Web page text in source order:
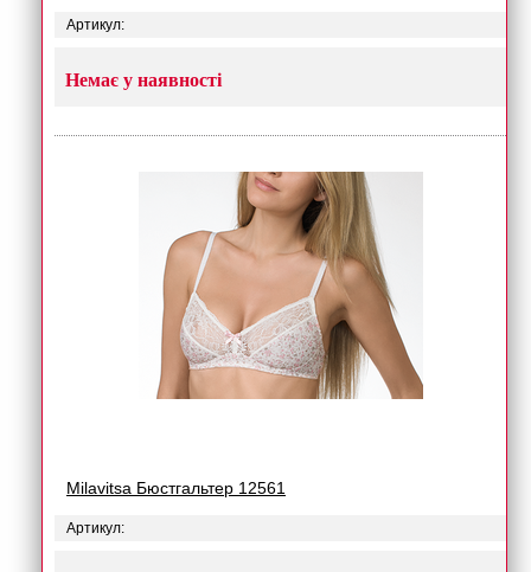
Артикул:
Немає у наявності
Milavitsa Бюстгальтер 12561
Артикул: